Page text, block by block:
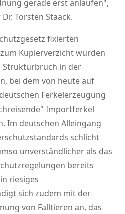
gerade erst anlaufen ,
Torsten Staack.
fixierten
Kupierverzicht würden
Strukturbruch in der
bei dem von heute auf
Ferkelerzeugung
Importferkel
Im deutschen Alleingang
schlicht
unverständlicher als das
bereits
riesiges
sich zudem mit der
von Falltieren an, das